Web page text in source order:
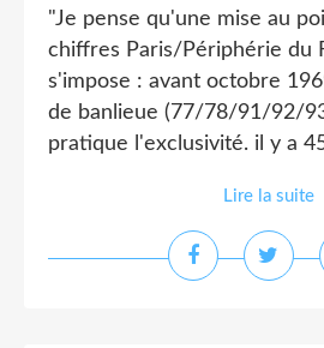
"Je pense qu'une mise au
chiffres Paris/Périphérie du
s'impose : avant octobre
de banlieue (77/78/91/92/
pratique l'exclusivité. il y a
Lire la suite